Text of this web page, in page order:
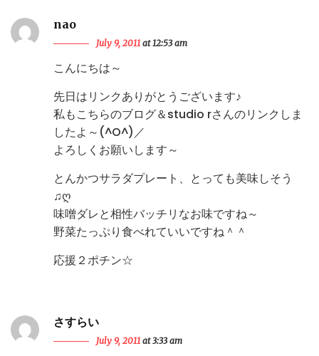
nao
July 9, 2011 at 12:53 am
こんにちは～
先日はリンクありがとうございます♪
私もこちらのブログ＆studio rさんのリンクしま
したよ～(^O^)／
よろしくお願いします～
とんかつサラダプレート、とっても美味しそう
♫ღ
味噌ダレと相性バッチリなお味ですね～
野菜たっぷり食べれていいですね＾＾
応援２ポチン☆
さすらい
July 9, 2011 at 3:33 am